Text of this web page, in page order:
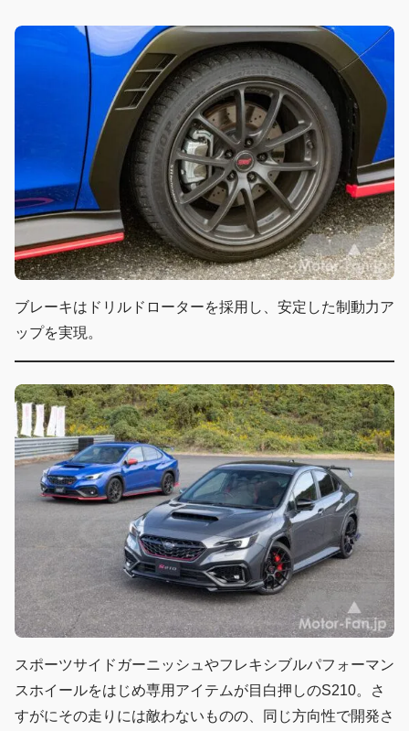
ブレーキはドリルドローターを採用し、安定した制動力ア
ップを実現。
スポーツサイドガーニッシュやフレキシブルパフォーマン
スホイールをはじめ専用アイテムが目白押しのS210。さ
すがにその走りには敵わないものの、同じ方向性で開発さ